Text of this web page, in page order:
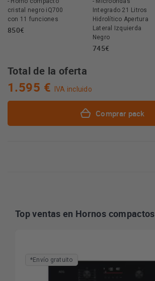
cristal negro iQ700
con 11 funciones
850€
Integrado 21 Litros
Hidrolítico Apertura
Lateral Izquierda
Negro
745€
Total de la oferta
1.595 € IVA incluido
Comprar pack
Top ventas en Hornos compactos
*Envío gratuito